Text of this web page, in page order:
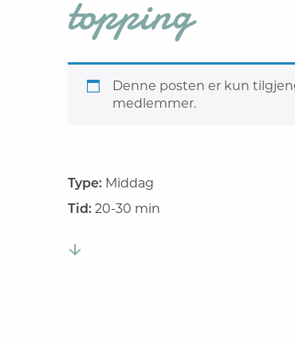
topping
Denne posten er kun
medlemmer.
Type: Middag
Tid:20-30 min